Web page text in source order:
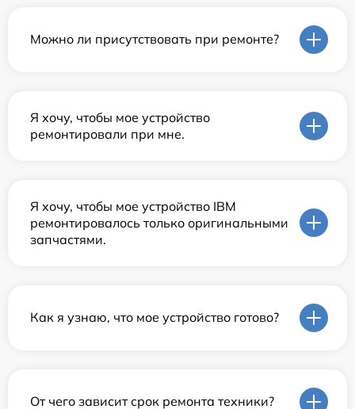
Можно ли присутствовать при ремонте?
Я хочу, чтобы мое устройство
ремонтировали при мне.
Я хочу, чтобы мое устройство IBM
ремонтировалось только оригинальными
запчастями.
Как я узнаю, что мое устройство готово?
От чего зависит срок ремонта техники?